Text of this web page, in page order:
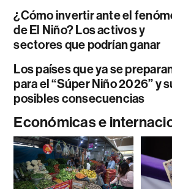
¿Cómo invertir ante el
de El Niño? Los activos y
sectores que podrían ganar
Los países que ya se
para el “Súper Niño 2026” y
posibles consecuencias
Económicas e